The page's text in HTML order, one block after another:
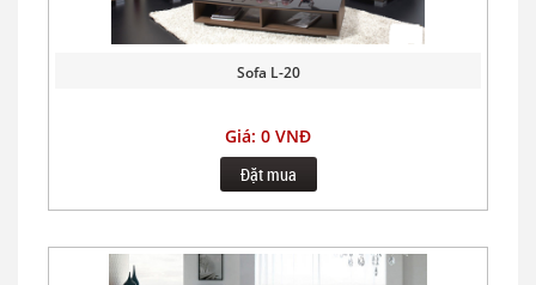
Sofa L-20
Giá: 0 VNĐ
Đặt mua